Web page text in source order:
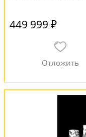
449 999 ₽